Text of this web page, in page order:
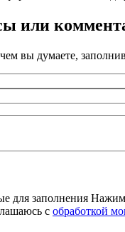
или
вы думаете,
для заполнения
с обработкой